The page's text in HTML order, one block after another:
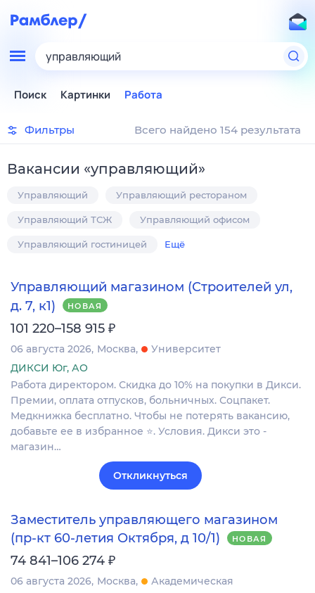
управляющий
Поиск Картинки Работа
Фильтры Всего найдено 154 результата
Вакансии «управляющий»
Управляющий Управляющий рестораном
Управляющий ТСЖ Управляющий офисом
Управляющий гостиницей Ещё
Управляющий магазином (Строителей ул,
д. 7, к1)
НОВАЯ
101 220–158 915 ₽
06 августа 2026 Москва
Университет
ДИКСИ Юг, АО
Работа директором. Скидка до 10% на покупки в Дикси.
Премии, оплата отпусков, больничных. Соцпакет.
Медкнижка бесплатно. Чтобы не потерять вакансию,
добавьте ее в избранное ⭐. Условия. Дикси это -
магазин…
Откликнуться
Заместитель управляющего магазином
(пр-кт 60-летия Октября, д 10/1)
НОВАЯ
74 841–106 274 ₽
06 августа 2026 Москва
Академическая